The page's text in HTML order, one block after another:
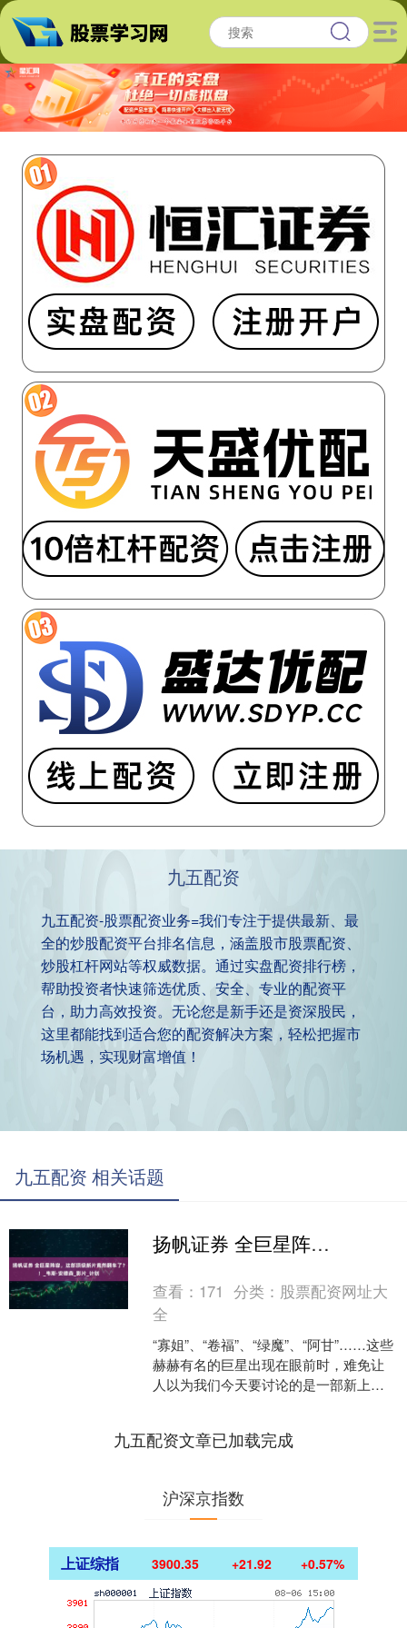
九五配资
九五配资-股票配资业务=我们专注于提供最新、最
全的炒股配资平台排名信息，涵盖股市股票配资、
炒股杠杆网站等权威数据。通过实盘配资排行榜，
帮助投资者快速筛选优质、安全、专业的配资平
台，助力高效投资。无论您是新手还是资深股民，
这里都能找到适合您的配资解决方案，轻松把握市
场机遇，实现财富增值！
九五配资 相关话题
扬帆证券 全巨星阵容，这部顶级新片竟然翻车了？！_韦斯·安德森_影片_计划
查看： 171 分类： 股票配资网址大
全
“寡姐”、“卷福”、“绿魔”、“阿甘”……这些
赫赫有名的巨星出现在眼前时，难免让
人以为我们今天要讨论的是一部新上映
九五配资文章已加载完成
沪深京指数
上证综指 3900.35 +21.92 +0.57%